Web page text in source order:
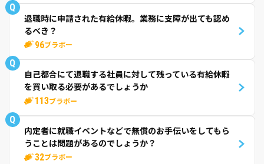
Q
退職時に申請された有給休暇。業務に支障が出ても認め
るべき？
96ブラボー
Q
自己都合にて退職する社員に対して残っている有給休暇
を買い取る必要があるでしょうか
113ブラボー
Q
内定者に就職イベントなどで無償のお手伝いをしてもら
うことは問題があるのでしょうか？
32ブラボー